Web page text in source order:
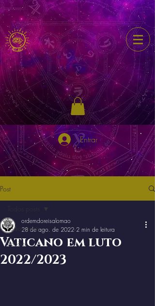
Entrar
Post
Todos posts
Poções
Vaticano em luto
2022/2023
ordemdoreisalomao
28 de ago. de 2022 2 min de leitura